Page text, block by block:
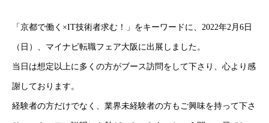
「京都で働く×IT技術者求む！」をキーワードに、2022年2月6日
（日）、マイナビ転職フェア大阪に出展しました。
当日は想定以上に多くの方がブース訪問をして下さり、心より感
謝しております。
経験者の方だけでなく、業界未経験者の方もご興味を持って下さ